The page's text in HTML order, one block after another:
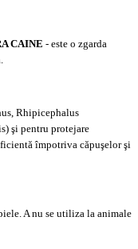
CAINE - este o zgarda
Rhipicephalus
şi pentru protejare
împotriva căpuşelor şi
A nu se utiliza la animale